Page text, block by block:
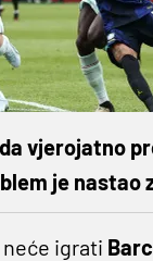
vjerojatno
je nastao
igrati